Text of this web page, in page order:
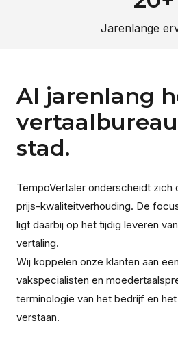
Jarenlange
Al jarenlang
stad.
TempoVertaler onderscheidt zich
prijs-kwaliteitverhouding. De
ligt daarbij op het tijdig leveren
vertaling.
Wij koppelen onze klanten aan
vakspecialisten en
terminologie van het bedrijf en
verstaan.